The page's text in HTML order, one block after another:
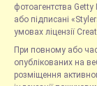
фотоагентства
або підписані
умовах ліцензії
При повному або
опублікованих на
розміщення